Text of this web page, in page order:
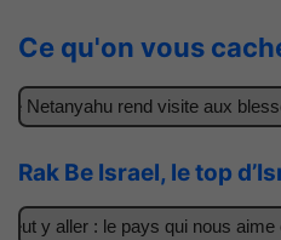
Ce qu'on vous
Netanyahu rend visite aux
Rak Be Israel, le top
y aller : le pays qui nous aime